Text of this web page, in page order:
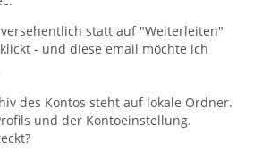
statt auf "Weiterleiten"
- und diese email möchte ich
des Kontos steht auf lokale Ordner.
und der Kontoeinstellung.